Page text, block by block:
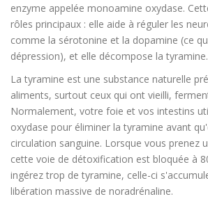
enzyme appelée monoamine oxydase.
rôles principaux : elle aide à réguler les
comme la sérotonine et la dopamine (ce
dépression), et elle décompose la tyramine.
La tyramine est une substance naturelle
aliments, surtout ceux qui ont vieilli,
Normalement, votre foie et vos intestins
oxydase pour éliminer la tyramine avant
circulation sanguine. Lorsque vous prenez
cette voie de détoxification est bloquée à
ingérez trop de tyramine, celle-ci
libération massive de noradrénaline.